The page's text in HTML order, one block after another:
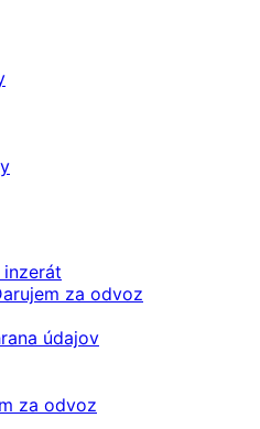
za odvoz
údajov